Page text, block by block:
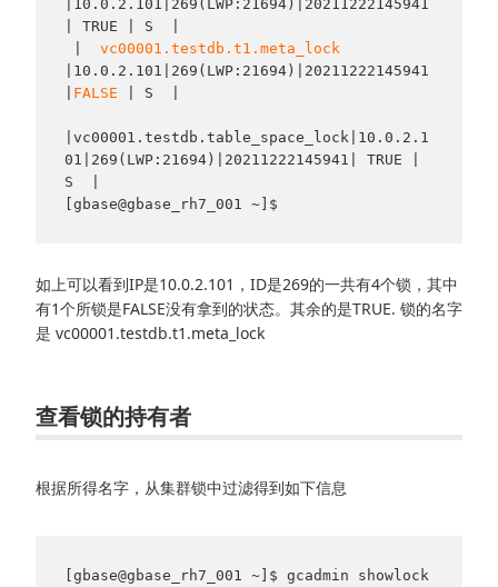
|10.0.2.101|269(LWP:21694)|20211222145941
| TRUE | S  |
vc00001.testdb.t1.meta_lock
|10.0.2.101|269(LWP:21694)|20211222145941
FALSE | S  |
|vc00001.testdb.table_space_lock|10.0.2.1
01|269(LWP:21694)|20211222145941| TRUE |
S  |
如上可以看到IP是10.0.2.101，ID是269的一共有4个锁，其中
有1个所锁是FALSE没有拿到的状态。其余的是TRUE. 锁的名字
是 vc00001.testdb.t1.meta_lock
查看锁的持有者
根据所得名字，从集群锁中过滤得到如下信息
[gbase@gbase_rh7_001 ~]$ gcadmin showlock